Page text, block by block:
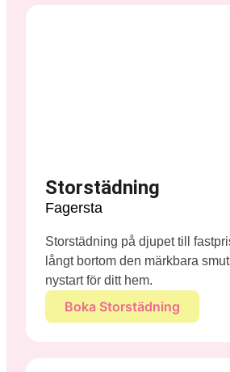
Storstädning
Fagersta
Storstädning på djupet till
långt bortom den märkbara
nystart för ditt hem.
Boka Storstädning